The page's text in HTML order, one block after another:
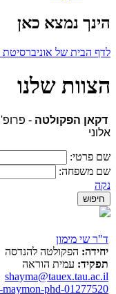
הינך נמצא כאן
לדף הבית של
הצוות שלנו
דקאן הפקולטה -
אלוני
שם פרטי:
שם משפחה:
נקה
ד"ר שי מימון
יחידה: הפקולטה להנדסה
תפקיד: עמית הוראה
shayma@tauex.tau.ac.il
phd-01277520